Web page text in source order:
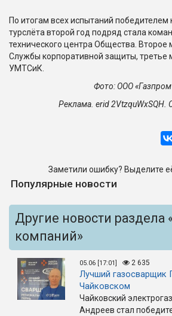
По итогам всех испытаний победителем
турслёта второй год подряд стала
технического центра Общества. Второе
Службы корпоративной защиты, третье
УМТСиК.
Фото: ООО «Газпром
Реклама. erid 2VtzquWxSQH.
Заметили ошибку? Выделите
Популярные новости
Другие новости раздела
компаний»
05.06 [17:01] 2 635
Лучший газосварщик
Чайковском
Чайковский
Андреев стал